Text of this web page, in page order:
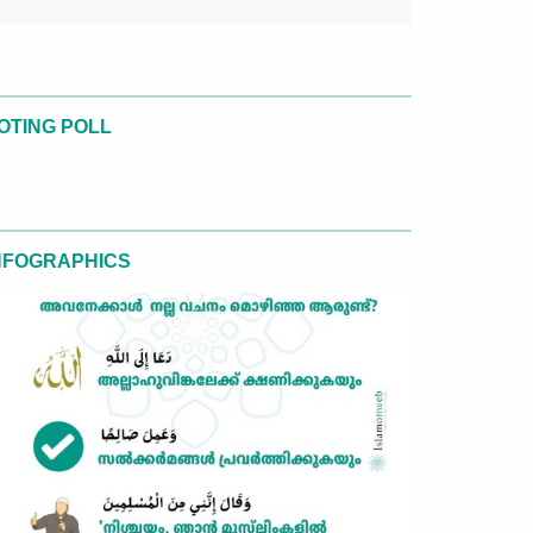
POLL